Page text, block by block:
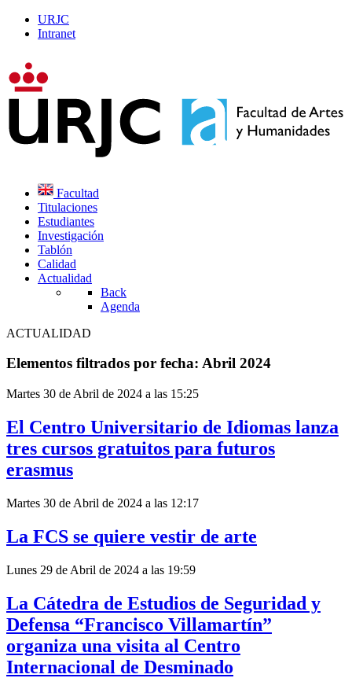
URJC
Intranet
Facultad
Titulaciones
Estudiantes
Investigación
Tablón
Calidad
Actualidad
Back
Agenda
ACTUALIDAD
Elementos filtrados por fecha: Abril 2024
Martes 30 de Abril de 2024 a las 15:25
El Centro Universitario de Idiomas lanza
tres cursos gratuitos para futuros
erasmus
Martes 30 de Abril de 2024 a las 12:17
La FCS se quiere vestir de arte
Lunes 29 de Abril de 2024 a las 19:59
La Cátedra de Estudios de Seguridad y
Defensa “Francisco Villamartín”
organiza una visita al Centro
Internacional de Desminado